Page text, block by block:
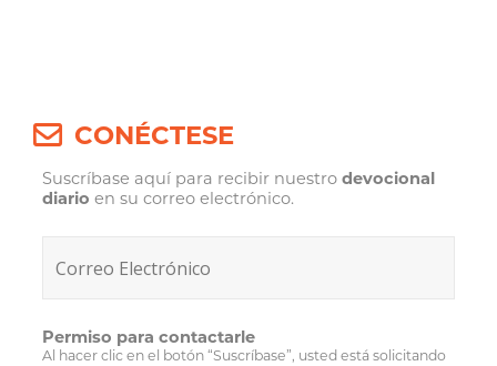
CONÉCTESE
Suscríbase aquí para recibir nuestrodevocional
diario en su correo electrónico.
Permiso para contactarle
Al hacer clic en el botón “Suscríbase”, usted está solicitando